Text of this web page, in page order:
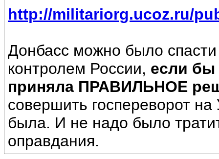
http://militariorg.ucoz.ru/
Донбасс можно было
контролем России, если бы
приняла ПРАВИЛЬНОЕ
совершить госпереворот
была. И не надо было
оправдания.